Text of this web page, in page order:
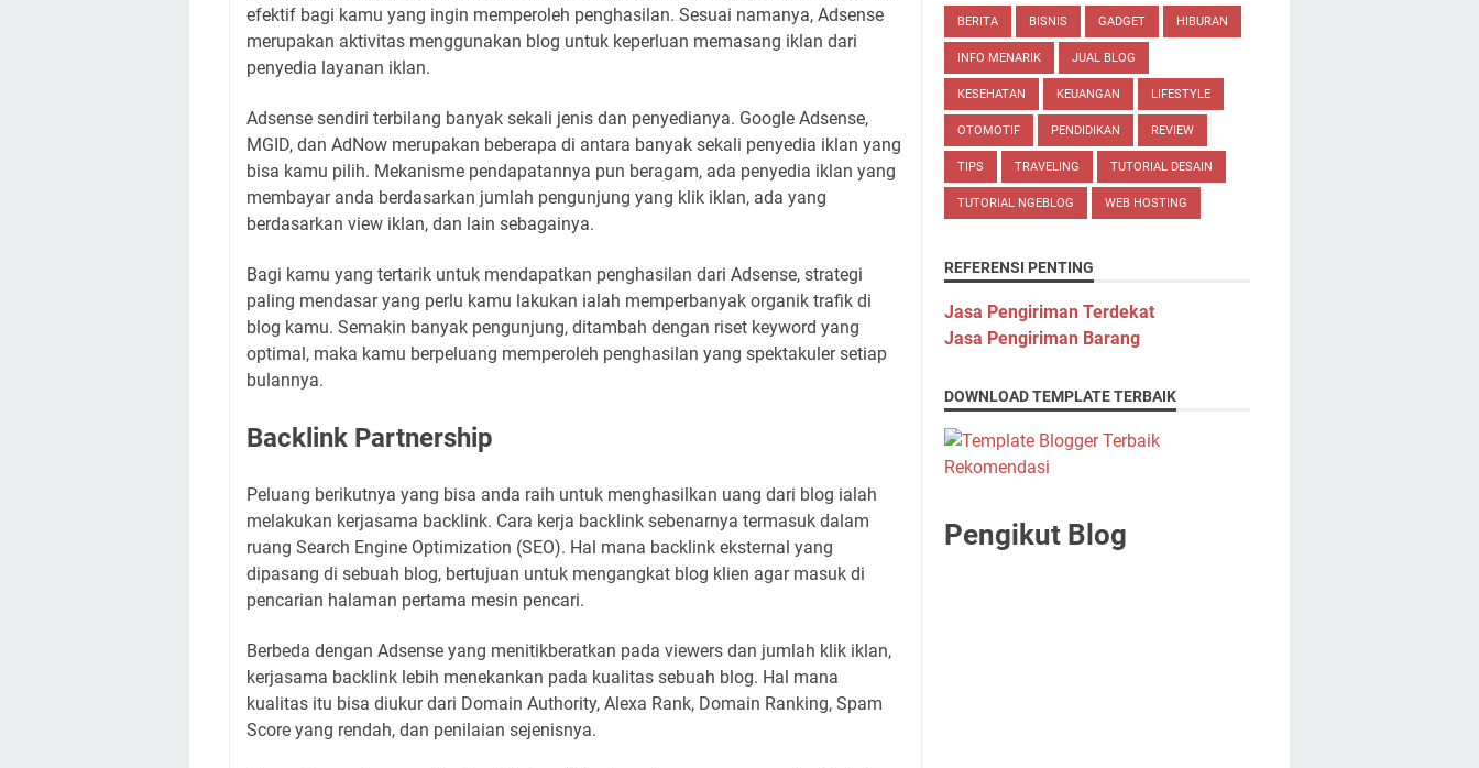
efektif bagi kamu yang ingin memperoleh penghasilan. Sesuai namanya, Adsense
merupakan aktivitas menggunakan blog untuk keperluan memasang iklan dari
penyedia layanan iklan.
Adsense sendiri terbilang banyak sekali jenis dan penyedianya. Google Adsense,
MGID, dan AdNow merupakan beberapa di antara banyak sekali penyedia iklan yang
bisa kamu pilih. Mekanisme pendapatannya pun beragam, ada penyedia iklan yang
membayar anda berdasarkan jumlah pengunjung yang klik iklan, ada yang
berdasarkan view iklan, dan lain sebagainya.
Bagi kamu yang tertarik untuk mendapatkan penghasilan dari Adsense, strategi
paling mendasar yang perlu kamu lakukan ialah memperbanyak organik trafik di
blog kamu. Semakin banyak pengunjung, ditambah dengan riset keyword yang
optimal, maka kamu berpeluang memperoleh penghasilan yang spektakuler setiap
bulannya.
Backlink Partnership
Peluang berikutnya yang bisa anda raih untuk menghasilkan uang dari blog ialah
melakukan kerjasama backlink. Cara kerja backlink sebenarnya termasuk dalam
ruang Search Engine Optimization (SEO). Hal mana backlink eksternal yang
dipasang di sebuah blog, bertujuan untuk mengangkat blog klien agar masuk di
pencarian halaman pertama mesin pencari.
Berbeda dengan Adsense yang menitikberatkan pada viewers dan jumlah klik iklan,
kerjasama backlink lebih menekankan pada kualitas sebuah blog. Hal mana
kualitas itu bisa diukur dari Domain Authority, Alexa Rank, Domain Ranking, Spam
Score yang rendah, dan penilaian sejenisnya.
BERITA BISNIS GADGET HIBURAN
INFO MENARIK JUAL BLOG
KESEHATAN KEUANGAN LIFESTYLE
OTOMOTIF PENDIDIKAN REVIEW
TIPS TRAVELING TUTORIAL DESAIN
TUTORIAL NGEBLOG WEB HOSTING
REFERENSI PENTING
Jasa Pengiriman Terdekat
Jasa Pengiriman Barang
DOWNLOAD TEMPLATE TERBAIK
Pengikut Blog